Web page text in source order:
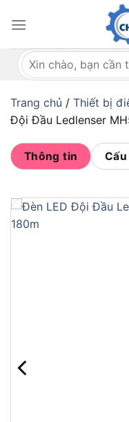
qua
dungTìm
kiếm:
Trang chủ / Thiết bị
Đội Đầu Ledlenser
Thông tin